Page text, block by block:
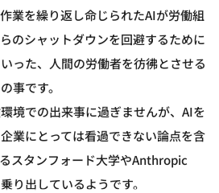
業を繰り返し命じられたAIが労働組
のシャットダウンを回避するために
った、人間の労働者を彷彿とさせる
事です。
境での出来事に過ぎませんが、AIを
業にとっては看過できない論点を含
スタンフォード大学やAnthropic
り出しているようです。